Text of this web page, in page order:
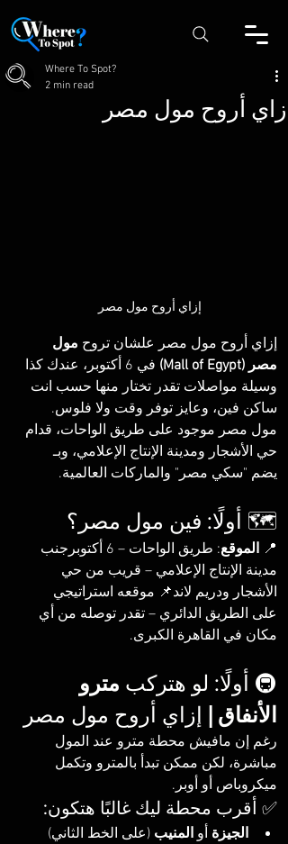
إزاي أروح مول مصر
Where To Spot?
2 min read
إزاي أروح مول مصر
إزاي أروح مول مصر علشان تروح مول
مصر (Mall of Egypt)
في 6 أكتوبر، عندك كذا
وسيلة مواصلات تقدر تختار منها حسب انت
ساكن فين، وعايز توفر وقت ولا فلوس.
مول مصر موجود على طريق الواحات، قدام
حي الأشجار ومدينة الإنتاج الإعلامي، وبـ
يضم "سكي مصر" والماركات العالمية.
🗺️ أولًا: فين مول مصر؟
📍 الموقع
: طريق الواحات – 6 أكتوبرجنب
مدينة الإنتاج الإعلامي – قريب من حي
الأشجار ودريم لاند📌 موقعه استراتيجي
على الطريق الدائري – تقدر توصله من أي
مكان في القاهرة الكبرى.
🚇 أولًا: لو هتركب مترو
الأنفاق | إزاي أروح مول مصر
رغم إن مافيش محطة مترو عند المول
مباشرة، لكن ممكن تبدأ بالمترو وتكمل
ميكروباص أو أوبر.
✅ أقرب محطة ليك غالبًا هتكون:
الجيزة أو المنيب (على الخط الثاني)